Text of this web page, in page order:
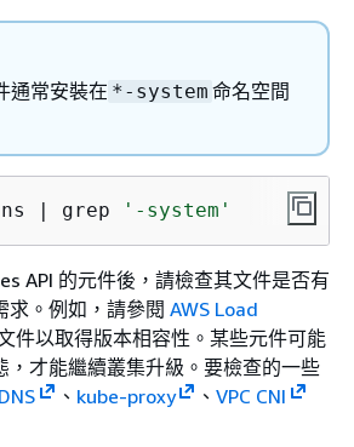
通常安裝在 *-system 命名空間
ns | grep '-system'
API 的元件後，請檢查其文件是否有
求。例如，請參閱 AWS Load
件以取得版本相容性。某些元件可能
，才能繼續叢集升級。要檢查的一些
、 kube-proxy 、 VPC CNI